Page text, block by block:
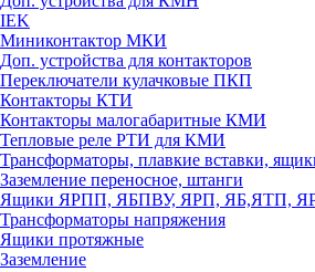
IEK
Миниконтактор МКИ
Доп. устройства для контакторов
Переключатели кулачковые ПКП
Контакторы КТИ
Контакторы малогабаритные КМИ
Тепловые реле РTИ для КМИ
Трансформаторы, плавкие вставки,
Заземление переносное, штанги
Ящики ЯРПП, ЯБПВУ, ЯРП, ЯБ,ЯТП,
Трансформаторы напряжения
Ящики протяжные
Заземление